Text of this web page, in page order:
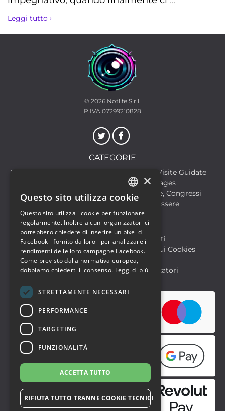
Leggi tutto ›
© 2026 Notlife S.r.l.
P.IVA 07299210828
CATEGORIE
Discoteche
Escursioni & Visite Guidate
Food & Beverages
Formazione
Meeting, Fiere, Congressi
Musica, Eventi Live, Club
Salute & Benessere
Sport & Motori
Biglietteria SIAE
Archivio Eventi
Informativa sulla Privacy
Informativa sui Cookies
Condizioni di utilizzo
Help
FAQ Utenti
FAQ Organizzatori
ITALIAN
ENGLISH
×
Questo sito utilizza cookie
Questo sito utilizza i cookie per funzionare
regolarmente. Inoltre alcuni organizzatori ci
potrebbero chiedere di inserire un pixel di
Facebook - fornito da loro - per analizzare i
rendimenti delle loro campagne Facebook.
Come previsto dalla normativa europea,
dobbiamo chiederti il consenso. Leggi di più
STRETTAMENTE NECESSARI
PERFORMANCE
TARGETING
FUNZIONALITÀ
ACCETTA TUTTO
RIFIUTA TUTTO TRANNE COOKIE TECNICI